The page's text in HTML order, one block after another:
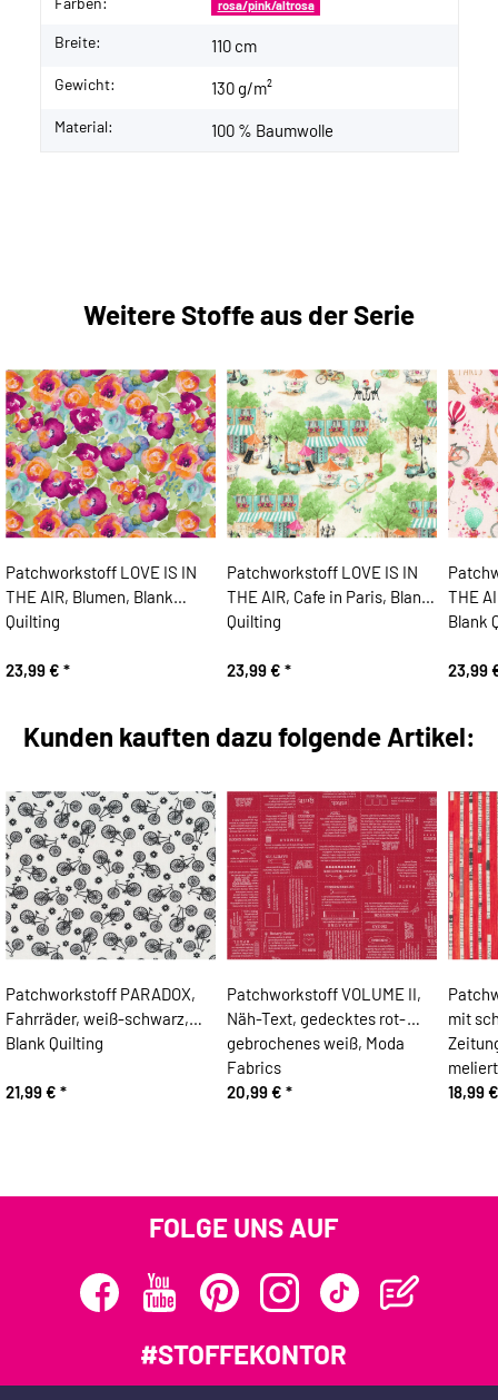
rosa/pink/altrosa
Breite: 110 cm
Gewicht: 130 g/m²
Material: 100 % Baumwolle
Weitere Stoffe aus der Serie
Patchworkstoff LOVE IS IN
THE AIR, Blumen, Blank
Quilting
23,99 € *
Patchworkstoff LOVE IS IN
THE AIR, Cafe in Paris, Blank
Quilting
23,99 € *
THE
Blank
23,99
Kunden kauften dazu folgende Artikel:
Patchworkstoff PARADOX,
Fahrräder, weiß-schwarz,
Blank Quilting
21,99 € *
Patchworkstoff VOLUME II,
Näh-Text, gedecktes rot-
gebrochenes weiß, Moda
Fabrics
20,99 € *
mit
meliert
18,99
FOLGE UNS AUF
#STOFFEKONTOR